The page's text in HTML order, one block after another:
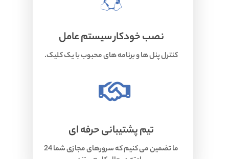
نصب خودکار سیستم عامل
کنترل پنل ها و برنامه های محبوب با یک کلیک.
تیم پشتیبانی حرفه ای
ما تضمین می کنیم که سرورهای مجازی شما 24